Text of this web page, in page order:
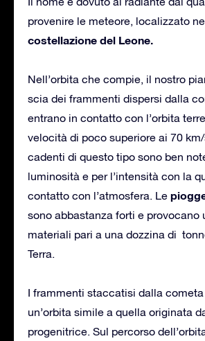
provenire le meteore, localizzato
costellazione del Leone.
Nell’orbita che compie, il nostro
scia dei frammenti dispersi dalla
entrano in contatto con l’orbita
velocità di poco superiore ai 70
cadenti di questo tipo sono ben
luminosità e per l’intensità con la
contatto con l’atmosfera. Le
sono abbastanza forti e provocano
materiali pari a una dozzina di
Terra.
I frammenti staccatisi dalla
un’orbita simile a quella originata
progenitrice. Sul percorso